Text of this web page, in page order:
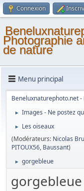
Connexion
Photographie
de nature
Menu principal
Beneluxnaturephoto.net
► Images - Ne postez
►
Les oiseaux
(Modérateurs: Nicolas
PITOUX56, Baussant)
► gorgebleue
gorgebleue